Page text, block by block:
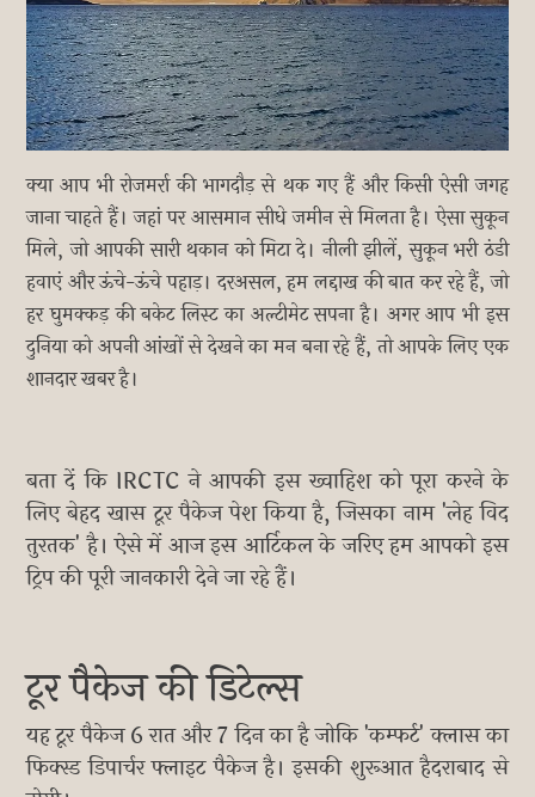
क्या आप भी रोजमर्रा की भागदौड़ से थक गए हैं और किसी ऐसी जगह
जाना चाहते हैं। जहां पर आसमान सीधे जमीन से मिलता है। ऐसा सुकून
मिले, जो आपकी सारी थकान को मिटा दे। नीली झीलें, सुकून भरी ठंडी
हवाएं और ऊंचे-ऊंचे पहाड़। दरअसल, हम लद्दाख की बात कर रहे हैं, जो
हर घुमक्कड़ की बकेट लिस्ट का अल्टीमेट सपना है। अगर आप भी इस
दुनिया को अपनी आंखों से देखने का मन बना रहे हैं, तो आपके लिए एक
शानदार खबर है।
बता दें कि IRCTC ने आपकी इस ख्वाहिश को पूरा करने के
लिए बेहद खास टूर पैकेज पेश किया है, जिसका नाम 'लेह विद
तुरतक' है। ऐसे में आज इस आर्टिकल के जरिए हम आपको इस
ट्रिप की पूरी जानकारी देने जा रहे हैं।
टूर पैकेज की डिटेल्स
यह टूर पैकेज 6 रात और 7 दिन का है जोकि 'कम्फर्ट' क्लास का
फिक्स्ड डिपार्चर फ्लाइट पैकेज है। इसकी शुरूआत हैदराबाद से